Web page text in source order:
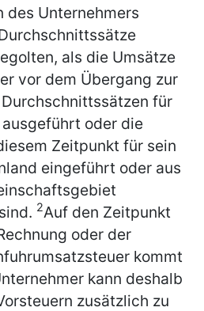
des Unternehmers
als die Umsätze
vor dem Übergang zur
für
oder die
Zeitpunkt für sein
eingeführt oder aus
2Auf den Zeitpunkt
oder der
kommt
kann deshalb
zusätzlich zu